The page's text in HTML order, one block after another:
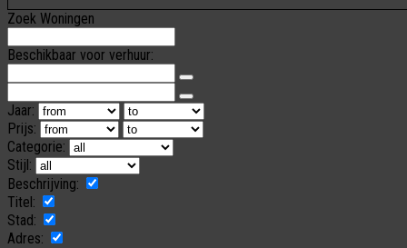
Zoek Woningen
Beschikbaar voor verhuur:
Jaar:
Prijs:
Categorie:
Stijl:
Beschrijving:
Titel:
Stad:
Adres: